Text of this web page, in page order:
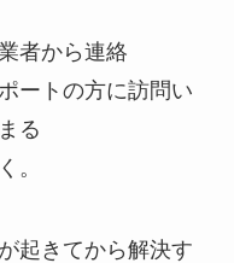
者から連絡
ートの方に訪問い
る
。
起きてから解決す